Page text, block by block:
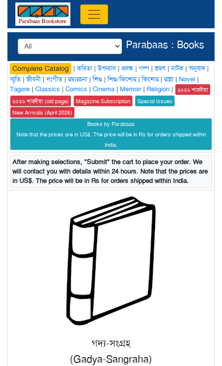
Parabaas : Books
Complete Catalog |কবিতা|উপন্যাস| প্রবন্ধ | গল্প |ভ্রমণ|নাটক |অনুবাদ|
স্মৃতি |জীবনী|সংগীত |রম্যরচনা|শিশু |শিশু/কিশোর|কিশোর|রান্না| Novel |
Tagore | Classics | Comics | Cinema | Memoir| Religion |
২০২৬ শারদীয়া
২০২৬ শারদীয়া (old page)
Magazine Subscription
Special Issues
New Arrivals (April 2026)
Books by Parabaas
Note that the prices are in US$. The price will be in Rs for orders shipped within
India.
After making selections, "Submit" the cart to place your order. We
will contact you with details within 24 hours. Note that the prices are
in US$. The price will be in Rs for orders shipped within India.
গদ্য-সংগ্রহ
(Gadya-Sangraha)